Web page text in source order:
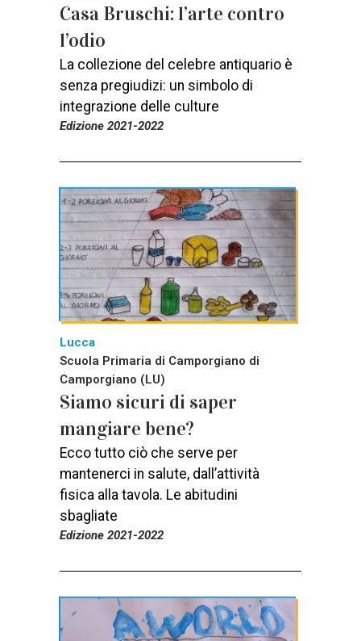
Casa Bruschi: l’arte contro
l’odio
La collezione del celebre antiquario è
senza pregiudizi: un simbolo di
integrazione delle culture
Edizione 2021-2022
Lucca
Scuola Primaria di Camporgiano di
Camporgiano (LU)
Siamo sicuri di saper
mangiare bene?
Ecco tutto ciò che serve per
mantenerci in salute, dall’attività
fisica alla tavola. Le abitudini
sbagliate
Edizione 2021-2022